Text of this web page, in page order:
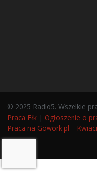
© 2025 Radio5. Wszelkie
Praca Ełk | Ogłoszenie o
Praca na Gowork.pl |